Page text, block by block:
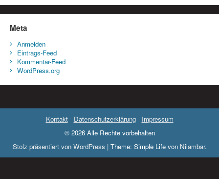
Meta
Anmelden
Eintrags-Feed
Kommentar-Feed
WordPress.org
Kontakt Datenschutzerklärung
Impressum
© 2026 Alle Rechte vorbehalten
Stolz präsentiert von WordPress | Theme: Simple Life von Nilambar.